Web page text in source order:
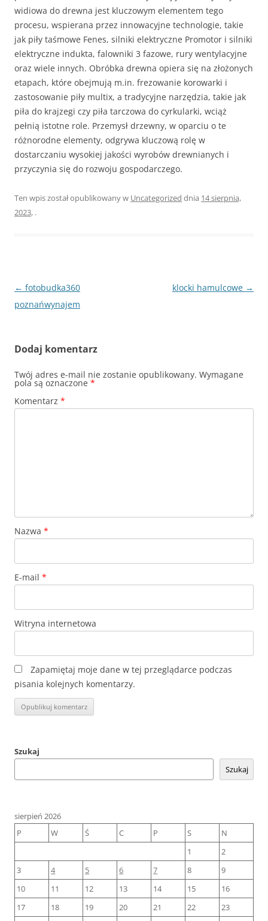
widiowa do drewna jest kluczowym elementem tego
procesu, wspierana przez innowacyjne technologie, takie
jak piły taśmowe Fenes, silniki elektryczne Promotor i silniki
elektryczne indukta, falowniki 3 fazowe, rury wentylacyjne
oraz wiele innych. Obróbka drewna opiera się na złożonych
etapach, które obejmują m.in. frezowanie korowarki i
zastosowanie piły multix, a tradycyjne narzędzia, takie jak
piła do krajzegi czy piła tarczowa do cyrkularki, wciąż
pełnią istotne role. Przemysł drzewny, w oparciu o te
różnorodne elementy, odgrywa kluczową rolę w
dostarczaniu wysokiej jakości wyrobów drewnianych i
przyczynia się do rozwoju gospodarczego.
Ten wpis został opublikowany w Uncategorized dnia 14 sierpnia,
2023, .
Nawigacja
wpisu
← fotobudka360
poznańwynajem
klocki hamulcowe →
Dodaj komentarz
Twój adres e-mail nie zostanie opublikowany. Wymagane
pola są oznaczone *
Komentarz *
Nazwa *
E-mail *
Witryna internetowa
Zapamiętaj moje dane w tej przeglądarce podczas
pisania kolejnych komentarzy.
Szukaj
Szukaj
sierpień 2026
P
W Ś C P S
N
1
2
3
4 5 6 7 8
9
10
11 12 13 14 15
16
17
18 19 20 21 22
23